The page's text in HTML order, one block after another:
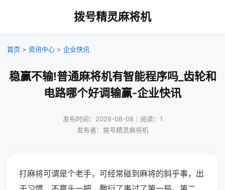
拨号精灵麻将机
首页 > 资讯中心 > 企业快讯
稳赢不输!普通麻将机有智能程序吗_齿轮和
电路哪个好调输赢-企业快讯
发布时间：2026-08-08｜阅读：1
发布者：拨号精灵麻将机
打麻将可谓是个老手，可经常碰到麻将的斜乎事，出